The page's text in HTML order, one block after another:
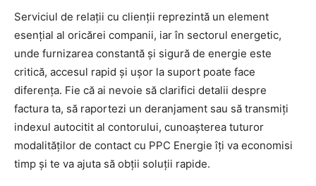
Serviciul de relații cu clienții reprezintă un element
esențial al oricărei companii, iar în sectorul energetic,
unde furnizarea constantă și sigură de energie este
critică, accesul rapid și ușor la suport poate face
diferența. Fie că ai nevoie să clarifici detalii despre
factura ta, să raportezi un deranjament sau să transmiți
indexul autocitit al contorului, cunoașterea tuturor
modalităților de contact cu PPC Energie îți va economisi
timp și te va ajuta să obții soluții rapide.